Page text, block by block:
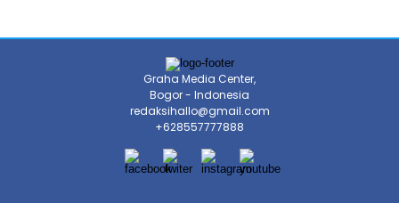
Graha Media Center,
Bogor - Indonesia
redaksihallo@gmail.com
+628557777888